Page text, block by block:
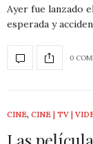
Ayer fue lanzado
esperada y
0
CINE, CINE | TV |